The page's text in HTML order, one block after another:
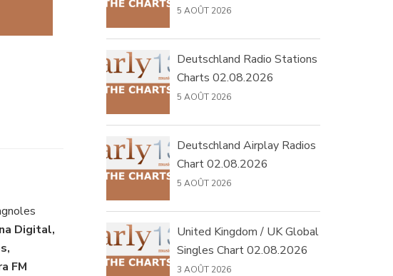
Digital,
FM
5 AOÛT 2026
Deutschland Radio Stations
Charts 02.08.2026
5 AOÛT 2026
Deutschland Airplay Radios
Chart 02.08.2026
5 AOÛT 2026
United Kingdom / UK Global
Singles Chart 02.08.2026
3 AOÛT 2026